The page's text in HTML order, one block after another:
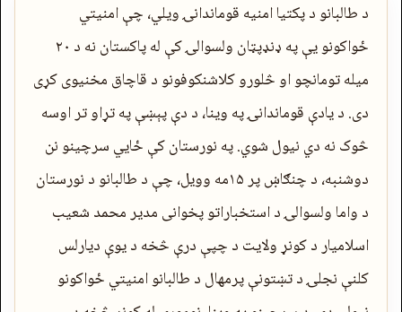
د طالبانو د پکتیا امنیه قوماندانۍ ویلي، چې امنیتي
ځواکونو یې په ډنډپټان ولسوالۍ کې له پاکستان نه د ۲۰
میله تومانچو او څلورو کلاشنکوفونو د قاچاق مخنیوی کړی
دی. د یادې قوماندانۍ په وینا، د دې پېښې په تړاو تر اوسه
څوک نه دي نیول شوي. په نورستان کې ځايي سرچینو نن
دوشنبه، د چنګاښ پر ۱۵مه وویل، چې د طالبانو د نورستان
د واما ولسوالۍ د استخباراتو پخوانی مدیر محمد شعیب
اسلامیار د کونړ ولایت د چپې درې څخه د یوې دیارلس
کلنې نجلۍ د تښتونې پرمهال د طالبانو امنیتي ځواکونو